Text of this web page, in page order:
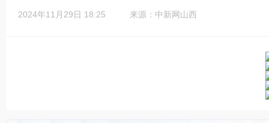
2024年11月29日 18:25 来源：中新网山西